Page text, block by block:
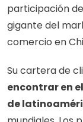
participación
gigante del
comercio en
Su cartera de
encontrar en
de